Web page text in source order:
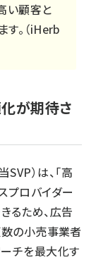
い顧客と
。（iHerb
が期待さ
）は、「高
プロバイダー
るため、広告
数の小売事業者
チを最大化す